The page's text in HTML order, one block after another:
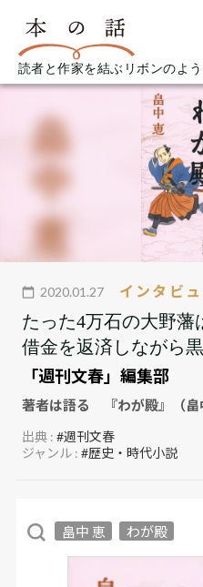
読者と作家を結ぶリボンのよ
2020.01.27 インタビ
たった4万石の大野藩
借金を返済しながら
「週刊文春」編集部
著者は語る 『わが殿』（畠
出典 :#週刊文春
ジャンル :#歴史・時代小説
畠中 恵 わが殿